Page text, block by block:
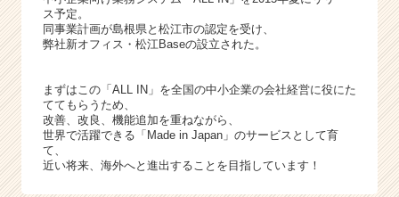
ス予定。
同事業計画が島根県と松江市の認定を受け、
弊社新オフィス・松江Baseの設立された。
まずはこの「ALL IN」を全国の中小企業の会社経営に役にた
ててもらうため、
改善、改良、機能追加を重ねながら、
世界で活躍できる「Made in Japan」のサービスとして育
て、
近い将来、海外へと進出することを目指しています！